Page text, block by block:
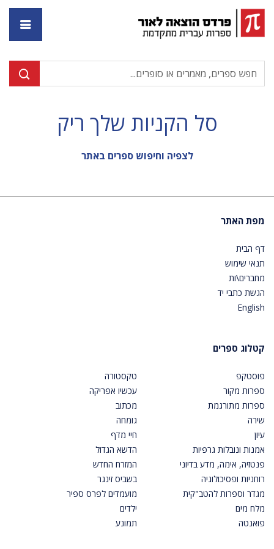
סל הקניות שלך ריק
לצפיה וחיפוש ספרים באתר
מפת האתר
דף הבית
תנאי שימוש
מחברים\ות
הגשת כתבי יד
English
קטלוג ספרים
פוסטקפ
ספרות מקור
ספרות מתורגמת
שירה
עיון
אמנות ונובלות גרפיות
פנטזיה, אימה, מדע בדיוני
רוחניות ופסיכולוגיה
מגדר וספרות להטב"קית
מלח מים
פואנטה
טקסטורה
עכשיו אפריקה
מכתוב
גומחה
חיי מדף
הדשא הגדול
המזרח החדש
בשביס זינגר
מועמדים לפרס ספיר
ילדים
תמונע